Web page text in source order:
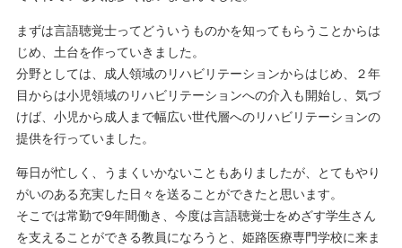
まずは言語聴覚士ってどういうものかを知ってもらうことからは
じめ、土台を作っていきました。
分野としては、成人領域のリハビリテーションからはじめ、２年
目からは小児領域のリハビリテーションへの介入も開始し、気づ
けば、小児から成人まで幅広い世代層へのリハビリテーションの
提供を行っていました。
毎日が忙しく、うまくいかないこともありましたが、とてもやり
がいのある充実した日々を送ることができたと思います。
そこでは常勤で9年間働き、今度は言語聴覚士をめざす学生さん
を支えることができる教員になろうと、姫路医療専門学校に来ま